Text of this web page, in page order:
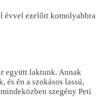
évvel ezelőtt komolyabbra
együtt laktunk. Annak
én a szokásos lassú,
szegény Peti